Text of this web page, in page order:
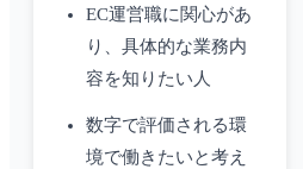
EC運営職に関心があ
り、具体的な業務内
容を知りたい人
数字で評価される環
境で働きたいと考え